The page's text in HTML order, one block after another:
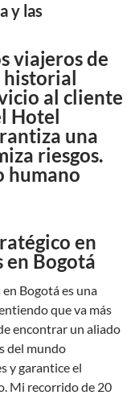
y las
viajeros de
historial
al cliente
Hotel
una
riesgos.
humano
en
en Bogotá
Bogotá es una
que va más
encontrar un aliado
del mundo
y garantice el
Mi recorrido de 20